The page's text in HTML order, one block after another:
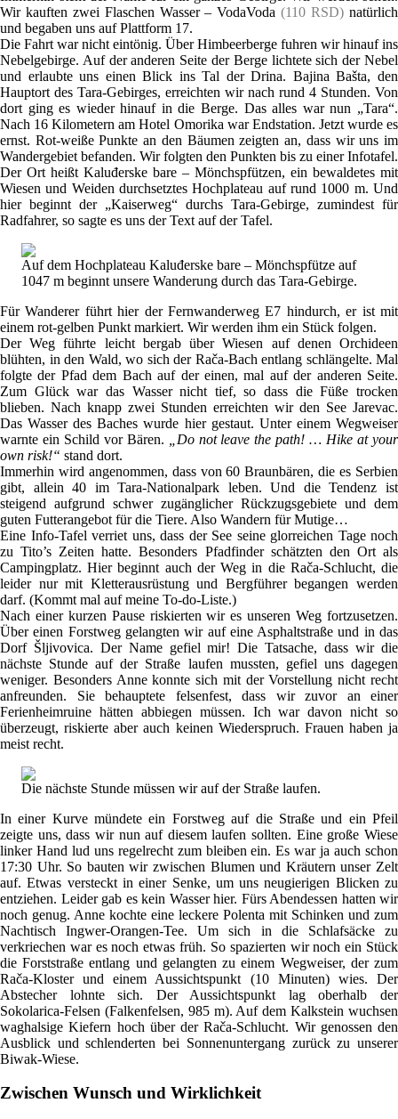
Wir kauften zwei Flaschen Wasser – VodaVoda(110 RSD) natürlich
und begaben uns auf Plattform 17.
Die Fahrt war nicht eintönig. Über Himbeerberge fuhren wir hinauf ins
Nebelgebirge. Auf der anderen Seite der Berge lichtete sich der Nebel
und erlaubte uns einen Blick ins Tal der Drina. Bajina Bašta, den
Hauptort des Tara-Gebirges, erreichten wir nach rund 4 Stunden. Von
dort ging es wieder hinauf in die Berge. Das alles war nun „Tara“.
Nach 16 Kilometern am Hotel Omorika war Endstation. Jetzt wurde es
ernst. Rot-weiße Punkte an den Bäumen zeigten an, dass wir uns im
Wandergebiet befanden. Wir folgten den Punkten bis zu einer Infotafel.
Der Ort heißt Kaluđerske bare – Mönchspfützen, ein bewaldetes mit
Wiesen und Weiden durchsetztes Hochplateau auf rund 1000 m. Und
hier beginnt der „Kaiserweg“ durchs Tara-Gebirge, zumindest für
Radfahrer, so sagte es uns der Text auf der Tafel.
Auf dem Hochplateau Kaluđerske bare – Mönchspfütze auf
1047 m beginnt unsere Wanderung durch das Tara-Gebirge.
Für Wanderer führt hier der Fernwanderweg E7 hindurch, er ist mit
einem rot-gelben Punkt markiert. Wir werden ihm ein Stück folgen.
Der Weg führte leicht bergab über Wiesen auf denen Orchideen
blühten, in den Wald, wo sich der Rača-Bach entlang schlängelte. Mal
folgte der Pfad dem Bach auf der einen, mal auf der anderen Seite.
Zum Glück war das Wasser nicht tief, so dass die Füße trocken
blieben. Nach knapp zwei Stunden erreichten wir den See Jarevac.
Das Wasser des Baches wurde hier gestaut. Unter einem Wegweiser
warnte ein Schild vor Bären.
„Do not leave the path! … Hike at your
own risk!“ stand dort.
Immerhin wird angenommen, dass von 60 Braunbären, die es Serbien
gibt, allein 40 im Tara-Nationalpark leben. Und die Tendenz ist
steigend aufgrund schwer zugänglicher Rückzugsgebiete und dem
guten Futterangebot für die Tiere. Also Wandern für Mutige…
Eine Info-Tafel verriet uns, dass der See seine glorreichen Tage noch
zu Tito’s Zeiten hatte. Besonders Pfadfinder schätzten den Ort als
Campingplatz. Hier beginnt auch der Weg in die Rača-Schlucht, die
leider nur mit Kletterausrüstung und Bergführer begangen werden
darf. (Kommt mal auf meine To-do-Liste.)
Nach einer kurzen Pause riskierten wir es unseren Weg fortzusetzen.
Über einen Forstweg gelangten wir auf eine Asphaltstraße und in das
Dorf Šljivovica. Der Name gefiel mir! Die Tatsache, dass wir die
nächste Stunde auf der Straße laufen mussten, gefiel uns dagegen
weniger. Besonders Anne konnte sich mit der Vorstellung nicht recht
anfreunden. Sie behauptete felsenfest, dass wir zuvor an einer
Ferienheimruine hätten abbiegen müssen. Ich war davon nicht so
überzeugt, riskierte aber auch keinen Wiederspruch. Frauen haben ja
meist recht.
Die nächste Stunde müssen wir auf der Straße laufen.
In einer Kurve mündete ein Forstweg auf die Straße und ein Pfeil
zeigte uns, dass wir nun auf diesem laufen sollten. Eine große Wiese
linker Hand lud uns regelrecht zum bleiben ein. Es war ja auch schon
17:30 Uhr. So bauten wir zwischen Blumen und Kräutern unser Zelt
auf. Etwas versteckt in einer Senke, um uns neugierigen Blicken zu
entziehen. Leider gab es kein Wasser hier. Fürs Abendessen hatten wir
noch genug. Anne kochte eine leckere Polenta mit Schinken und zum
Nachtisch Ingwer-Orangen-Tee. Um sich in die Schlafsäcke zu
verkriechen war es noch etwas früh. So spazierten wir noch ein Stück
die Forststraße entlang und gelangten zu einem Wegweiser, der zum
Rača-Kloster und einem Aussichtspunkt (10 Minuten) wies. Der
Abstecher lohnte sich. Der Aussichtspunkt lag oberhalb der
Sokolarica-Felsen (Falkenfelsen, 985 m). Auf dem Kalkstein wuchsen
waghalsige Kiefern hoch über der Rača-Schlucht. Wir genossen den
Ausblick und schlenderten bei Sonnenuntergang zurück zu unserer
Biwak-Wiese.
Zwischen Wunsch und Wirklichkeit